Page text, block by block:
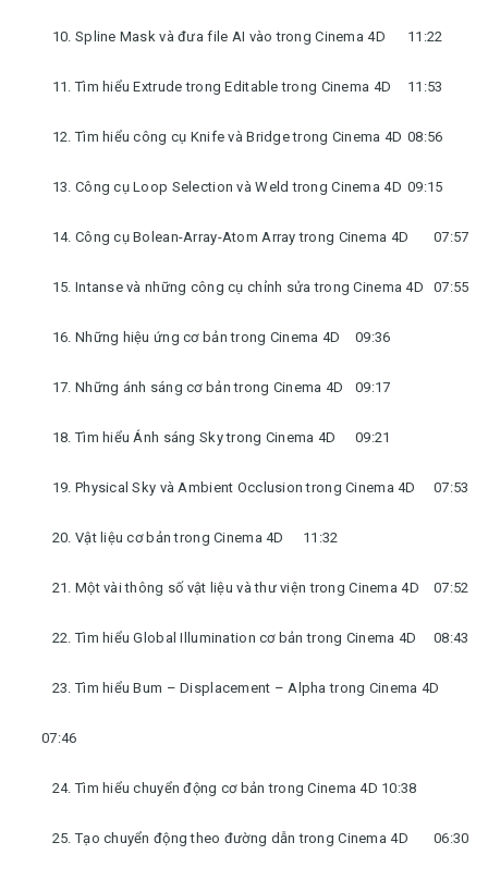
10. Spline Mask và đưa file AI vào trong Cinema 4D 11:22
11. Tìm hiểu Extrude trong Editable trong Cinema 4D 11:53
12. Tìm hiểu công cụ Knife và Bridge trong Cinema 4D 08:56
13. Công cụ Loop Selection và Weld trong Cinema 4D 09:15
14. Công cụ Bolean-Array-Atom Array trong Cinema 4D 07:57
15. Intanse và những công cụ chỉnh sửa trong Cinema 4D 07:55
16. Những hiệu ứng cơ bản trong Cinema 4D 09:36
17. Những ánh sáng cơ bản trong Cinema 4D 09:17
18. Tìm hiểu Ánh sáng Sky trong Cinema 4D 09:21
19. Physical Sky và Ambient Occlusion trong Cinema 4D 07:53
20. Vật liệu cơ bản trong Cinema 4D 11:32
21. Một vài thông số vật liệu và thư viện trong Cinema 4D 07:52
22. Tìm hiểu Global Illumination cơ bản trong Cinema 4D 08:43
23. Tìm hiểu Bum – Displacement – Alpha trong Cinema 4D
07:46
24. Tìm hiểu chuyển động cơ bản trong Cinema 4D 10:38
25. Tạo chuyển động theo đường dẫn trong Cinema 4D 06:30